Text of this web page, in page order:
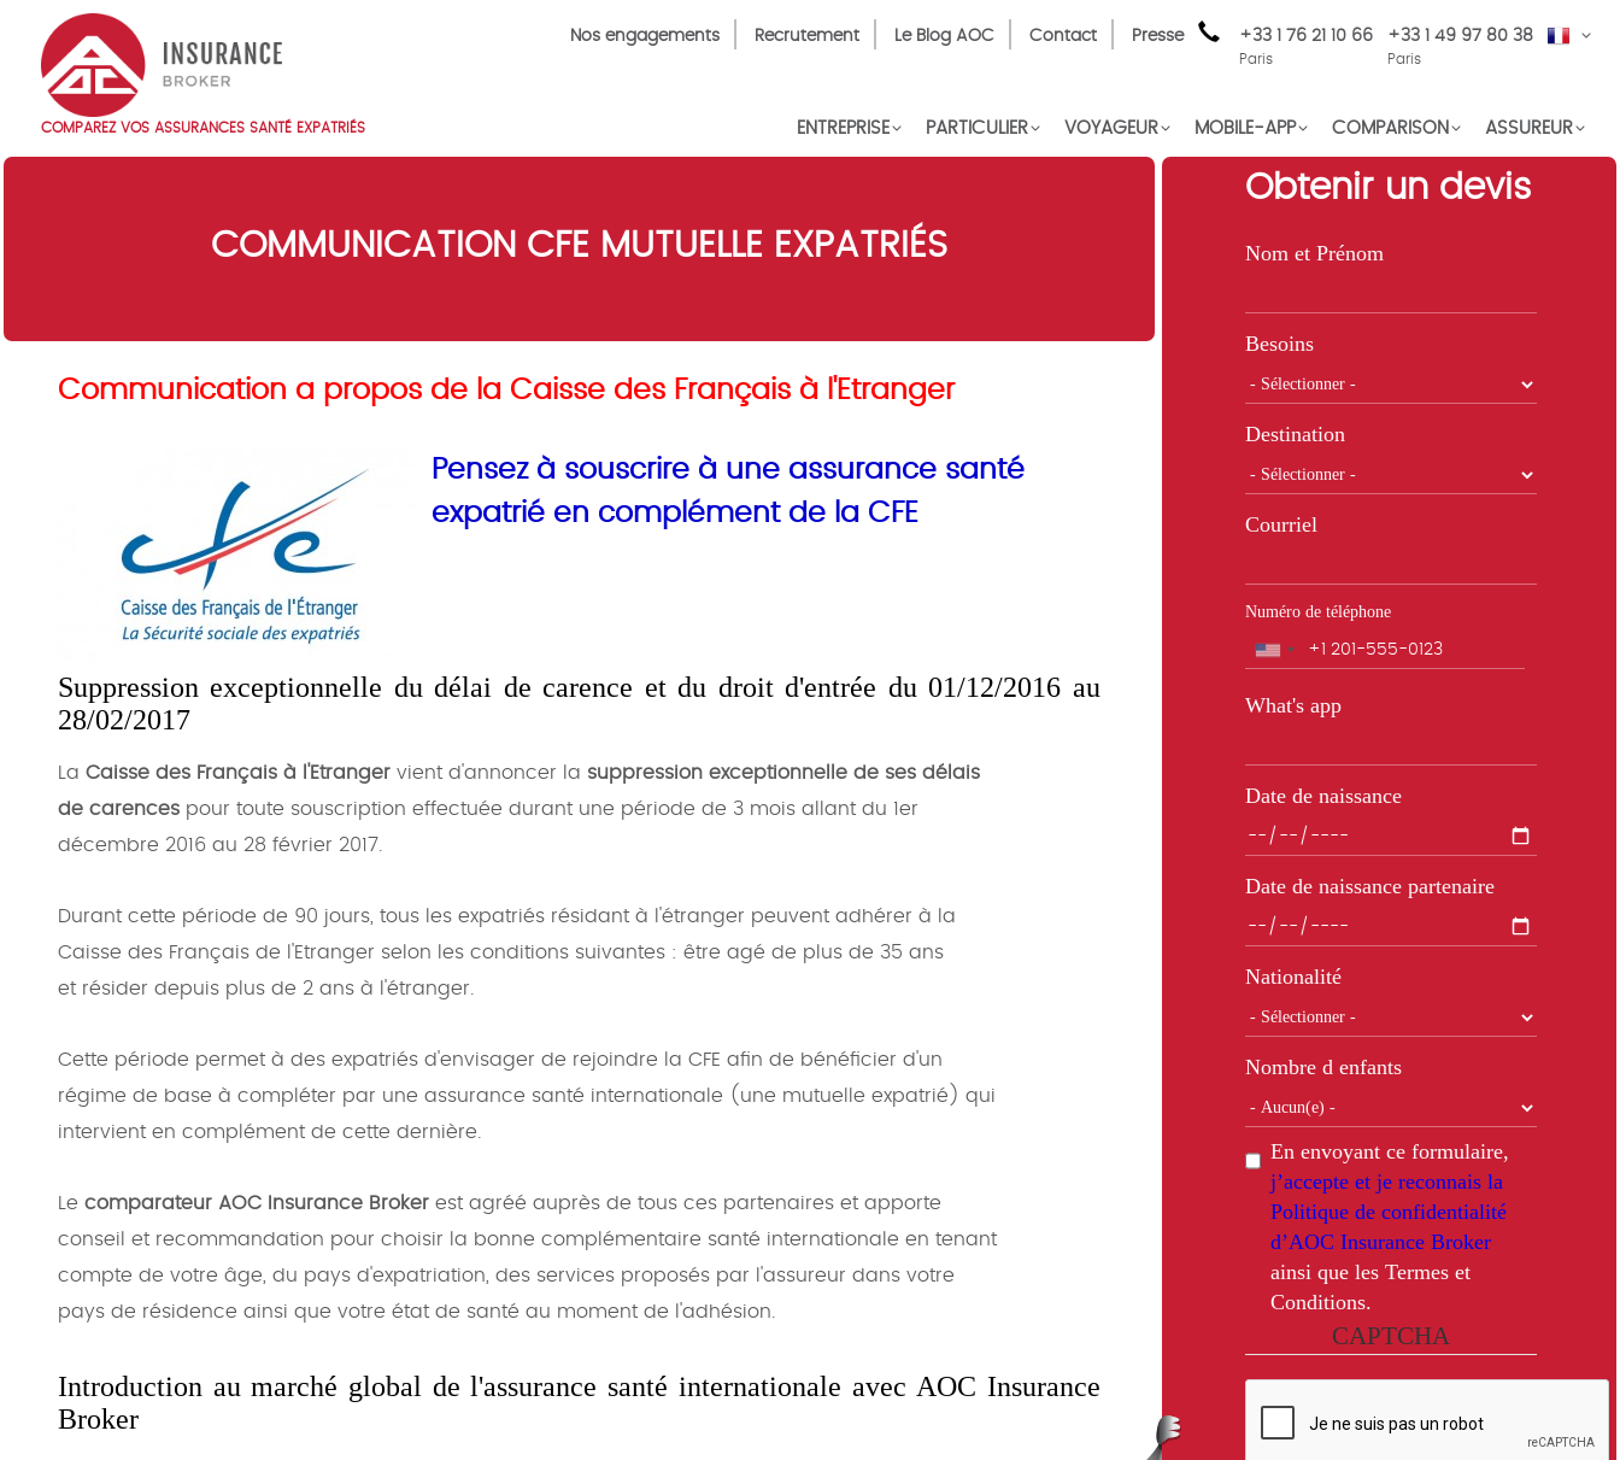
main
content
FR
TopNos engagements Recrutement Le Blog AOC Contact Presse +33 1 76 21 10 66
Paris
+33 1 49 97 80 38
Paris
COMPAREZ VOS ASSURANCES SANTÉ EXPATRIÉS
Main
ENTREPRISE PARTICULIER VOYAGEUR ASSUREUR
COMPARISON
MOBILE-APP
COMMUNICATION CFE MUTUELLE EXPATRIÉS
Communication a propos de la Caisse des Français à l'Etranger
Pensez à souscrire à une assurance santé
expatrié en complément de la CFE
Suppression exceptionnelle du délai de carence et du droit d'entrée du 01/12/2016 au
28/02/2017
La Caisse des Français à l'Etranger vient d'annoncer la suppression exceptionnelle de ses délais
de carences pour toute souscription effectuée durant une période de 3 mois allant du 1er
décembre 2016 au 28 février 2017.
Durant cette période de 90 jours, tous les expatriés résidant à l'étranger peuvent adhérer à la
Caisse des Français de l'Etranger selon les conditions suivantes : être agé de plus de 35 ans
et résider depuis plus de 2 ans à l'étranger.
Cette période permet à des expatriés d'envisager de rejoindre la CFE afin de bénéficier d'un
régime de base à compléter par une assurance santé internationale (une mutuelle expatrié) qui
intervient en complément de cette dernière.
Le comparateur AOC Insurance Broker est agréé auprès de tous ces partenaires et apporte
conseil et recommandation pour choisir la bonne complémentaire santé internationale en tenant
compte de votre âge, du pays d'expatriation, des services proposés par l'assureur dans votre
pays de résidence ainsi que votre état de santé au moment de l'adhésion.
Introduction au marché global de l'assurance santé internationale avec AOC Insurance
Broker
Obtenir un devis
Nom et Prénom
Besoins
Destination
Courriel
Numéro de téléphone
Téléphone
What's app
Date de naissance
Date de naissance partenaire
Nationalité
Nombre d enfants
En envoyant ce formulaire,
j’accepte et je reconnais la
Politique de confidentialité
d’AOC Insurance Broker
ainsi que les Termes et
Conditions.
CAPTCHA